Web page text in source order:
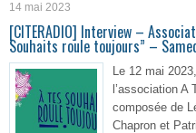
14 mai 2023
[CITERADIO] Interview –
Souhaits roule toujours” –
Le 12 mai
l’association
composée de
Chapron et